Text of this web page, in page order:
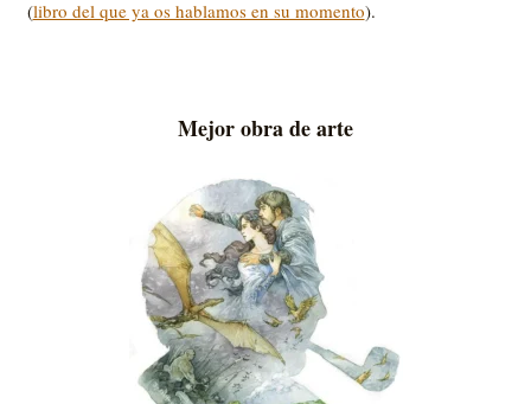
(libro del que ya os hablamos en su momento).
Mejor obra de arte